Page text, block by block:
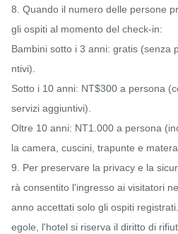
8. Quando il numero delle persone
gli ospiti al momento del check-in:
Bambini sotto i 3 anni: gratis (senza
ntivi).
Sotto i 10 anni: NT$300 a persona
servizi aggiuntivi).
Oltre 10 anni: NT1.000 a persona
la camera, cuscini, trapunte e
9. Per preservare la privacy e la
rà consentito l'ingresso ai visitatori
anno accettati solo gli ospiti
egole, l'hotel si riserva il diritto di